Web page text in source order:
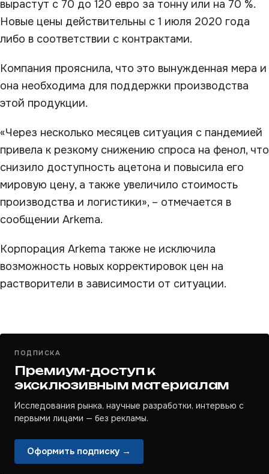
вырастут с 70 до 120 евро за тонну или на 70 %.
Новые цены действительны с 1 июля 2020 года
либо в соответствии с контрактами.
Компания прояснила, что это вынужденная мера и
она необходима для поддержки производства
этой продукции.
«Через несколько месяцев ситуация с пандемией
привела к резкому снижению спроса на фенол, что
снизило доступность ацетона и повысила его
мировую цену, а также увеличило стоимость
производства и логистики», – отмечается в
сообщении Arkema.
Корпорация Arkema также не исключила
возможность новых корректировок цен на
растворители в зависимости от ситуации.
ПОДПИСКА
Премиум-доступ к
эксклюзивным материалам
Исследования рынка, научные разработки, интервью с
первыми лицами — без рекламы.
Оформить подписку →